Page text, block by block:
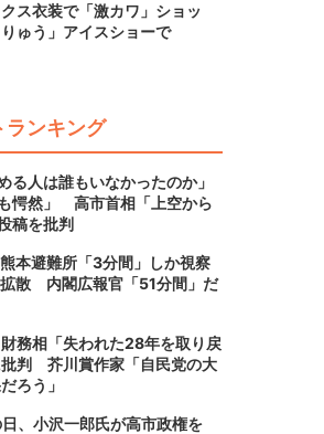
ス衣装で「激カワ」ショッ
ゅう」アイスショーで
ランキング
る人は誰もいなかったのか」
も愕然」 高市首相「上空から
稿を批判
本避難所「3分間」しか視察
散 内閣広報官「51分間」だ
務相「失われた28年を取り戻
判 芥川賞作家「自民党の大
ろう」
、小沢一郎氏が高市政権を